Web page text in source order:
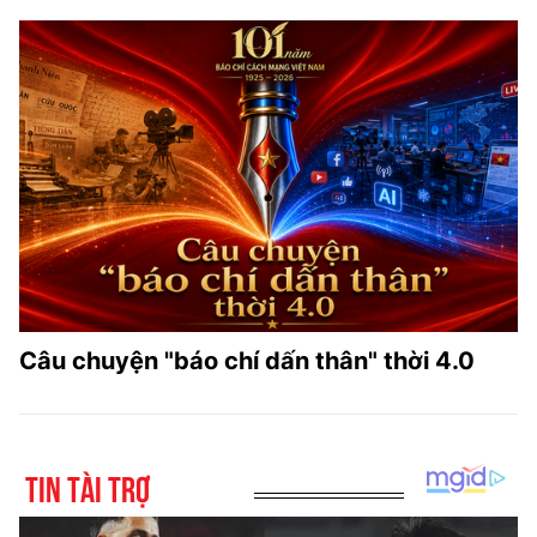
Câu chuyện "báo chí dấn thân" thời 4.0